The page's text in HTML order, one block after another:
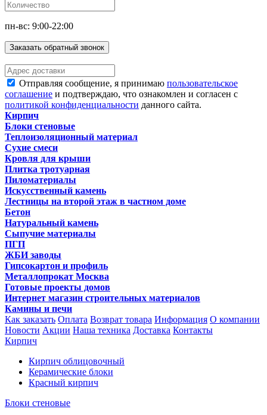
пн-вс: 9:00-22:00
Заказать обратный звонок
Отправляя сообщение, я принимаю пользовательское
соглашение и подтверждаю, что ознакомлен и согласен с
политикой конфиденциальности данного сайта.
Кирпич
Блоки стеновые
Теплоизоляционный материал
Сухие смеси
Кровля для крыши
Плитка тротуарная
Пиломатериалы
Искусственный камень
Лестницы на второй этаж в частном доме
Бетон
Натуральный камень
Сыпучие материалы
ПГП
ЖБИ заводы
Гипсокартон и профиль
Металлопрокат Москва
Готовые проекты домов
Интернет магазин строительных материалов
Камины и печи
Как заказать Оплата Возврат товара Информация О компании
Новости Акции Наша техника Доставка Контакты
Кирпич
Кирпич облицовочный
Керамические блоки
Красный кирпич
Блоки стеновые